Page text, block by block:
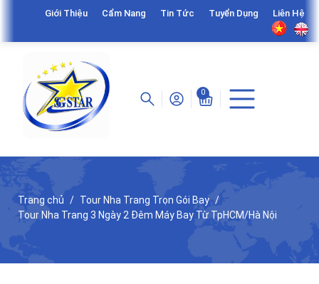
Giới Thiệu Cẩm Nang Tin Tức Tuyển Dụng Liên Hệ
0
Trang chủ
Tour Nha Trang Trọn Gói Bay
Tour Nha Trang 3 Ngày 2 Đêm Máy Bay Từ TpHCM/Hà Nội